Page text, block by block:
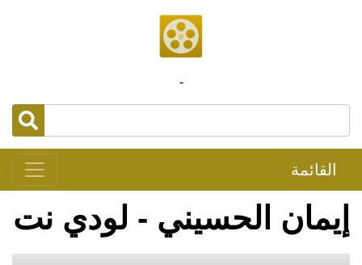
-
القائمة
إيمان الحسيني - لودي نت